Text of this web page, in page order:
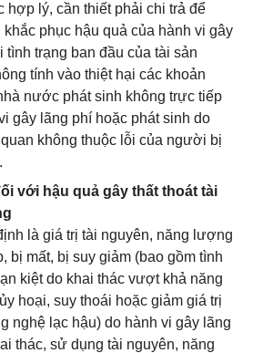
hợp lý, cần thiết phải chi trả để
khắc phục hậu quả của hành vi gây
tình trạng ban đầu của tài sản
tính vào thiệt hại các khoản
nước phát sinh không trực tiếp
gây lãng phí hoặc phát sinh do
không thuộc lỗi của người bị
với hậu quả gây thất thoát tài
là giá trị tài nguyên, năng lượng
bị mất, bị suy giảm (bao gồm tình
kiệt do khai thác vượt khả năng
hoại, suy thoái hoặc giảm giá trị
nghệ lạc hậu) do hành vi gây lãng
thác, sử dụng tài nguyên, năng